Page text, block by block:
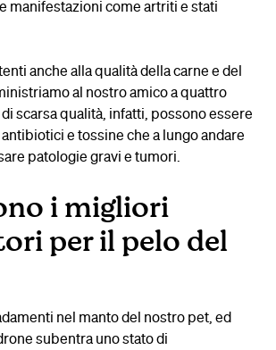
manifestazioni come artriti e stati
anche alla qualità della carne e del
al nostro amico a quattro
scarsa qualità, infatti, possono essere
e tossine che a lungo andare
patologie gravi e tumori.
i migliori
per il pelo del
nel manto del nostro pet, ed
subentra uno stato di